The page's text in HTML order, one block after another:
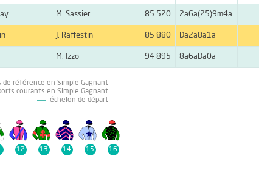
M. Sassier 85 520 2a6a(25)9m4a
J. Raffestin 85 880 Da2a8a1a
M. Izzo 94 895 8a6aDa0a
de référence en Simple Gagnant
courants en Simple Gagnant
échelon de départ
12 13 14 15 16